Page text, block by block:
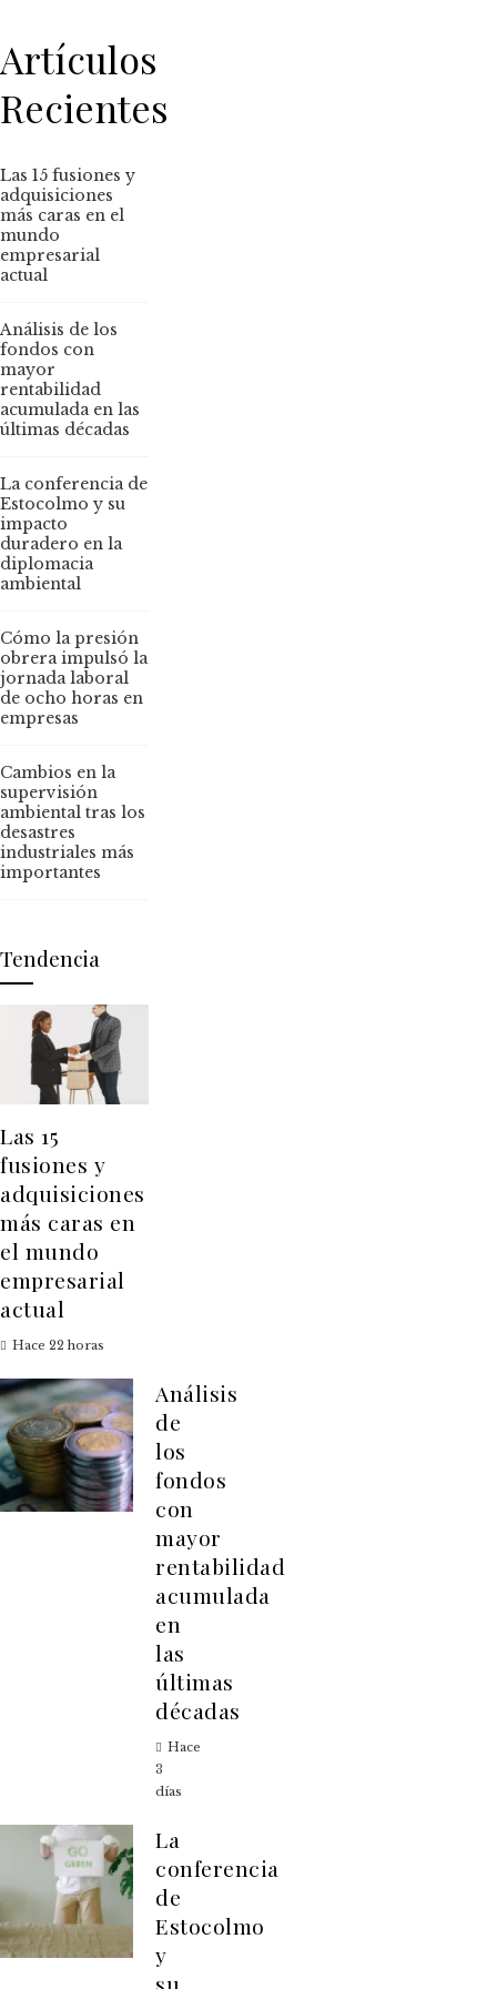
Artículos
Recientes
Las 15 fusiones y
adquisiciones
más caras en el
mundo
empresarial
actual
Análisis de los
fondos con
mayor
rentabilidad
acumulada en las
últimas décadas
La conferencia de
Estocolmo y su
impacto
duradero en la
diplomacia
ambiental
Cómo la presión
obrera impulsó la
jornada laboral
de ocho horas en
empresas
Cambios en la
supervisión
ambiental tras los
desastres
industriales más
importantes
Tendencia
Las 15
fusiones y
adquisiciones
más caras en
el mundo
empresarial
actual
Hace 22 horas
Análisis
de
los
fondos
con
mayor
rentabilidad
acumulada
en
las
últimas
décadas
Hace
3
días
La
conferencia
de
Estocolmo
y